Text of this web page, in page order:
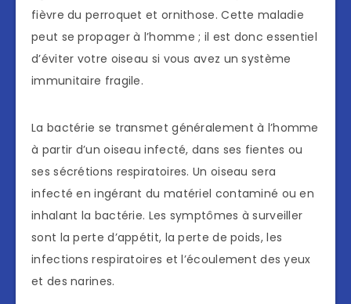
fièvre du perroquet et ornithose. Cette maladie
peut se propager à l’homme ; il est donc essentiel
d’éviter votre oiseau si vous avez un système
immunitaire fragile.
La bactérie se transmet généralement à l’homme
à partir d’un oiseau infecté, dans ses fientes ou
ses sécrétions respiratoires. Un oiseau sera
infecté en ingérant du matériel contaminé ou en
inhalant la bactérie. Les symptômes à surveiller
sont la perte d’appétit, la perte de poids, les
infections respiratoires et l’écoulement des yeux
et des narines.